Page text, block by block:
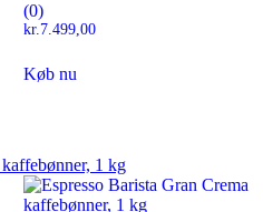
(0)
kr.7.499,00
Køb nu